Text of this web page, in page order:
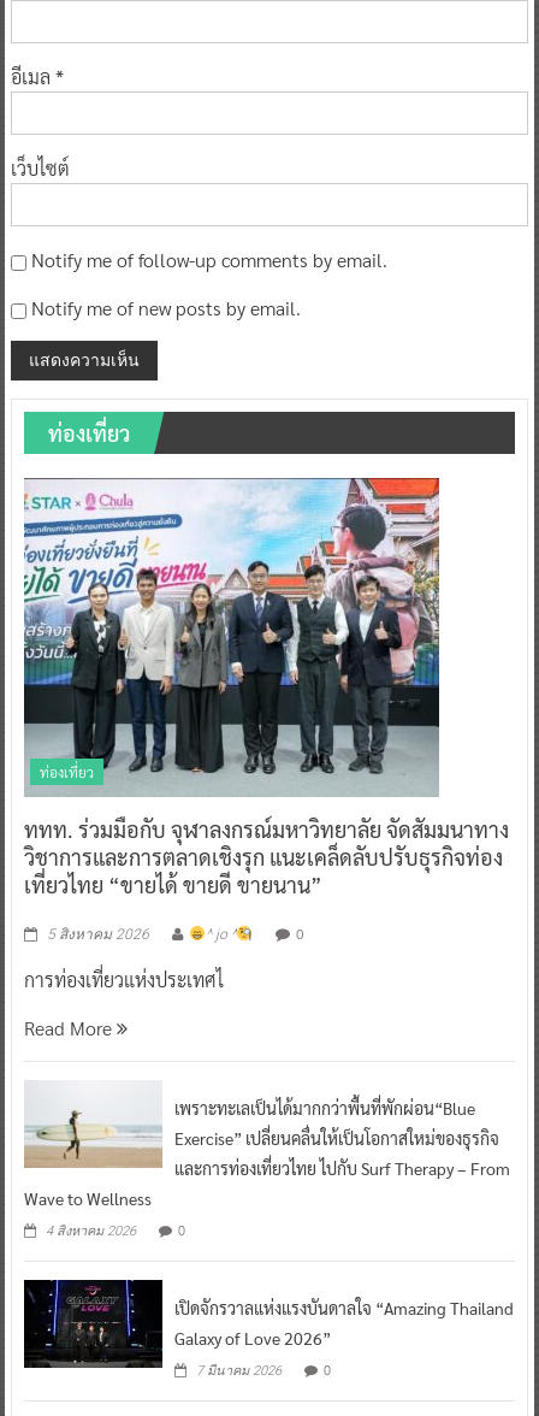
อีเมล *
เว็บไซต์
Notify me of follow-up comments by email.
Notify me of new posts by email.
ท่องเที่ยว
ท่องเที่ยว
ททท. ร่วมมือกับ จุฬาลงกรณ์มหาวิทยาลัย จัดสัมมนาทาง
วิชาการและการตลาดเชิงรุก แนะเคล็ดลับปรับธุรกิจท่อง
เที่ยวไทย “ขายได้ ขายดี ขายนาน”
5 สิงหาคม 2026 ^ jo ^ 0
การท่องเที่ยวแห่งประเทศไ
Read More
เพราะทะเลเป็นได้มากกว่าพื้นที่พักผ่อน“Blue
Exercise” เปลี่ยนคลื่นให้เป็นโอกาสใหม่ของธุรกิจ
และการท่องเที่ยวไทย ไปกับ Surf Therapy – From
Wave to Wellness
4 สิงหาคม 2026 0
เปิดจักรวาลแห่งแรงบันดาลใจ “Amazing Thailand
Galaxy of Love 2026”
7 มีนาคม 2026 0